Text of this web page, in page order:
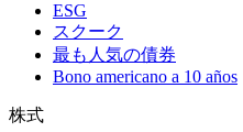
ESG
スクーク
最も人気の債券
Bono americano a 10 años
株式